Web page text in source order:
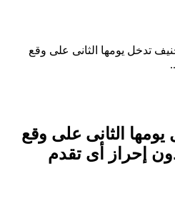
محادثات جنيف تدخل يومها الثانى‎ على وقع
محادثات جنيف تدخل يومها الثانى‎ على وقع
إحراز أى تقدم